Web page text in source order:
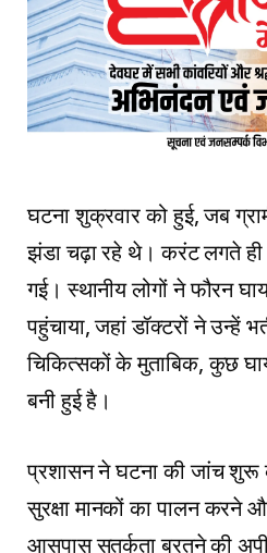
घटना शुक्रवार को हुई, जब
झंडा चढ़ा रहे थे। करंट लगते
गई। स्थानीय लोगों ने फौरन
पहुंचाया, जहां डॉक्टरों ने उन्हें
चिकित्सकों के मुताबिक, कुछ
बनी हुई है।
प्रशासन ने घटना की जांच शुरू
सुरक्षा मानकों का पालन करने
आसपास सतर्कता बरतने की